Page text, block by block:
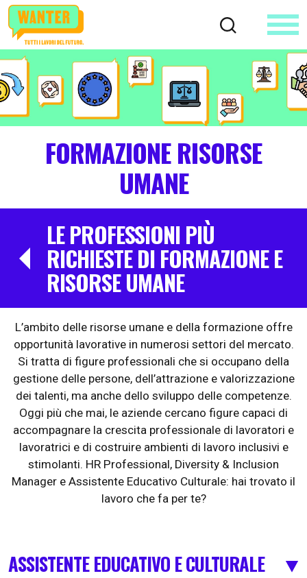
FORMAZIONE RISORSE
UMANE
LE PROFESSIONI PIÙ
RICHIESTE DI FORMAZIONE E
RISORSE UMANE
L’ambito delle risorse umane e della formazione offre
opportunità lavorative in numerosi settori del mercato.
Si tratta di figure professionali che si occupano della
gestione delle persone, dell’attrazione e valorizzazione
dei talenti, ma anche dello sviluppo delle competenze.
Oggi più che mai, le aziende cercano figure capaci di
accompagnare la crescita professionale di lavoratori e
lavoratrici e di costruire ambienti di lavoro inclusivi e
stimolanti. HR Professional, Diversity & Inclusion
Manager e Assistente Educativo Culturale: hai trovato il
lavoro che fa per te?
ASSISTENTE EDUCATIVO E CULTURALE